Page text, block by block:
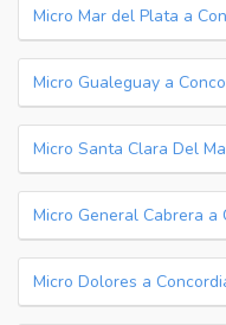
Micro Mar del Plata a
Micro Gualeguay a
Micro Santa Clara Del
Micro General Cabrera a
Micro Dolores a